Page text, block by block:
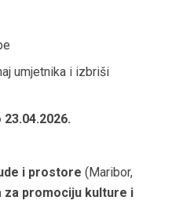
umjetnika i izbriši
23.04.2026.
i prostore(Maribor,
za promociju kulture i